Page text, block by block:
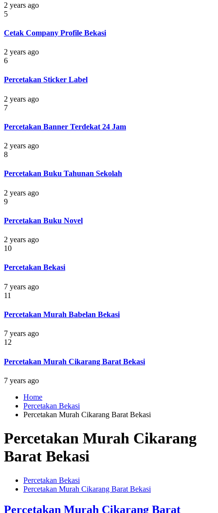
2 years ago
5
Cetak Company Profile Bekasi
2 years ago
6
Percetakan Sticker Label
2 years ago
7
Percetakan Banner Terdekat 24 Jam
2 years ago
8
Percetakan Buku Tahunan Sekolah
2 years ago
9
Percetakan Buku Novel
2 years ago
10
Percetakan Bekasi
7 years ago
11
Percetakan Murah Babelan Bekasi
7 years ago
12
Percetakan Murah Cikarang Barat Bekasi
7 years ago
Home
Percetakan Bekasi
Percetakan Murah Cikarang Barat Bekasi
Percetakan Murah Cikarang
Barat Bekasi
Percetakan Bekasi
Percetakan Murah Cikarang Barat Bekasi
Percetakan Murah Cikarang Barat